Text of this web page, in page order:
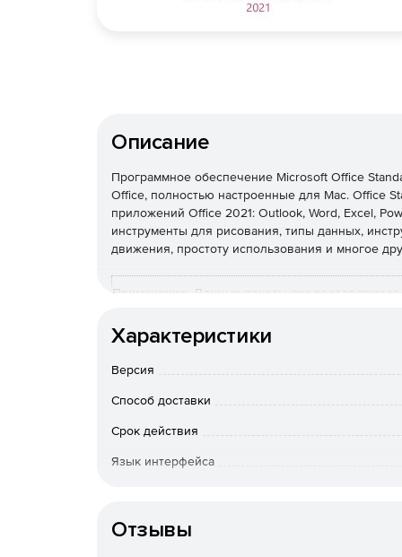
Описание
Программное обеспечение Microsoft Office
Office, полностью настроенные для Mac. Office
приложений Office 2021: Outlook, Word, Excel,
инструменты для рисования, типы данных,
движения, простоту использования и многое
Примечание: Данные пакеты
Standard
Mac
Что входит в
пакет?
Word
Характеристики
Версия
Способ доставки
Срок действия
Язык интерфейса
Отзывы